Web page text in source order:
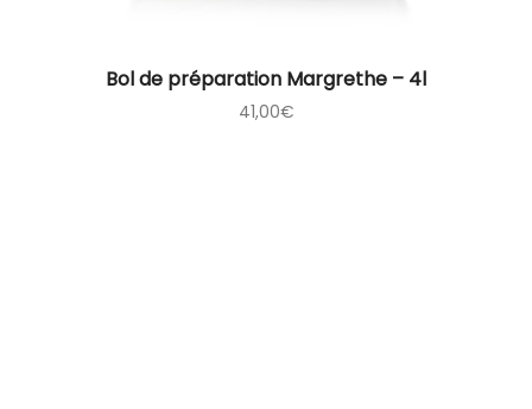
Bol de préparation Margrethe – 4l
41,00€